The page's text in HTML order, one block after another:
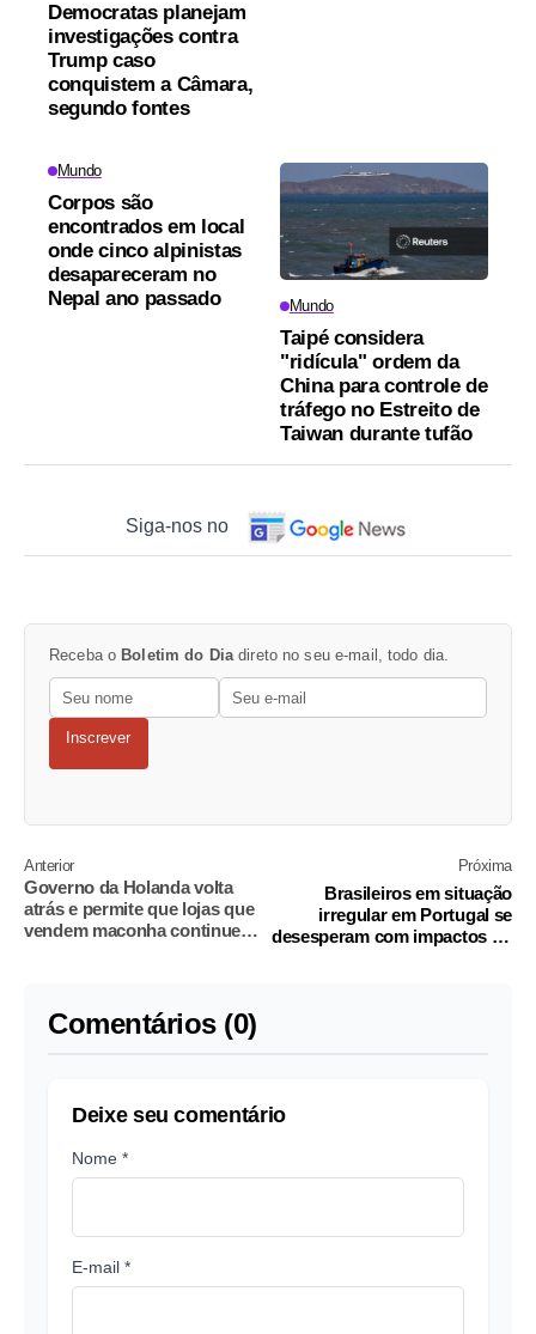
Democratas planejam
investigações contra
Trump caso
conquistem a Câmara,
segundo fontes
Mundo
Corpos são
encontrados em local
onde cinco alpinistas
desapareceram no
Nepal ano passado
Mundo
Taipé considera
"ridícula" ordem da
China para controle de
tráfego no Estreito de
Taiwan durante tufão
Siga-nos no
Receba o Boletim do Dia direto no seu e-mail, todo dia.
Inscrever
Anterior
Governo da Holanda volta
atrás e permite que lojas que
vendem maconha continuem
Próxima
Brasileiros em situação
irregular em Portugal se
desesperam com impactos do
Comentários (0)
Deixe seu comentário
Nome *
E-mail *